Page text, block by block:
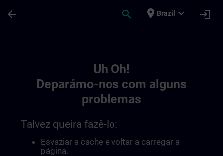
arrow_back search place Brazil expand_more login
Uh Oh!
Deparámo-nos com alguns
problemas
Talvez queira fazê-lo:
Esvaziar a cache e voltar a carregar a
página.